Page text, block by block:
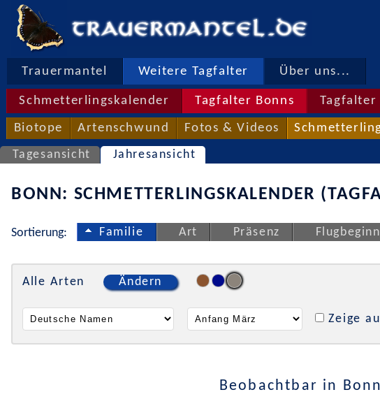
Trauermantel Weitere Tagfalter Über uns...
Schmetterlingskalender Tagfalter Bonns
Biotope Artenschwund Fotos & Videos
Tagesansicht Jahresansicht
BONN: SCHMETTERLINGSKALENDER
Sortierung: Familie Art Präsenz Flugbeginn
Alle Arten Ändern
Zeige
Beobachtbar in